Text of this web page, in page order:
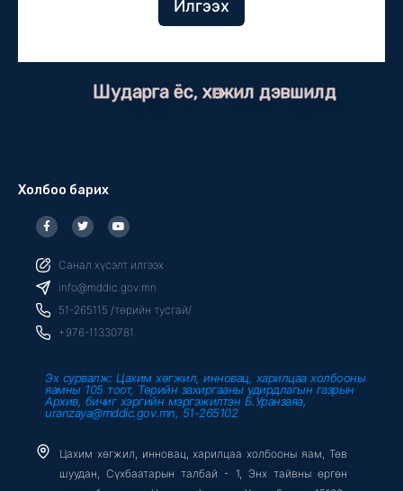
Илгээх
Шударга ёс, хөгжил дэвшилд
Холбоо барих
F
a
c
b
o
o
k
f
T
w
i
t
r
Y
o
u
u
e
Санал хүсэлт илгээх
info@mddic.gov.mn
51-265115 /төрийн тусгай/
+976-11330781
Эх сурвалж: Цахим хөгжил, инновац, харилцаа холбооны
яамны 105 тоот, Төрийн захиргааны удирдлагын газрын
Архив, бичиг хэргийн мэргэжилтэн Б.Уранзаяа,
uranzaya@mddic.gov.mn, 51-265102
Цахим хөгжил, инновац, харилцаа холбооны яам, Төв
шуудан, Сүхбаатарын талбай - 1, Энх тайвны өргөн